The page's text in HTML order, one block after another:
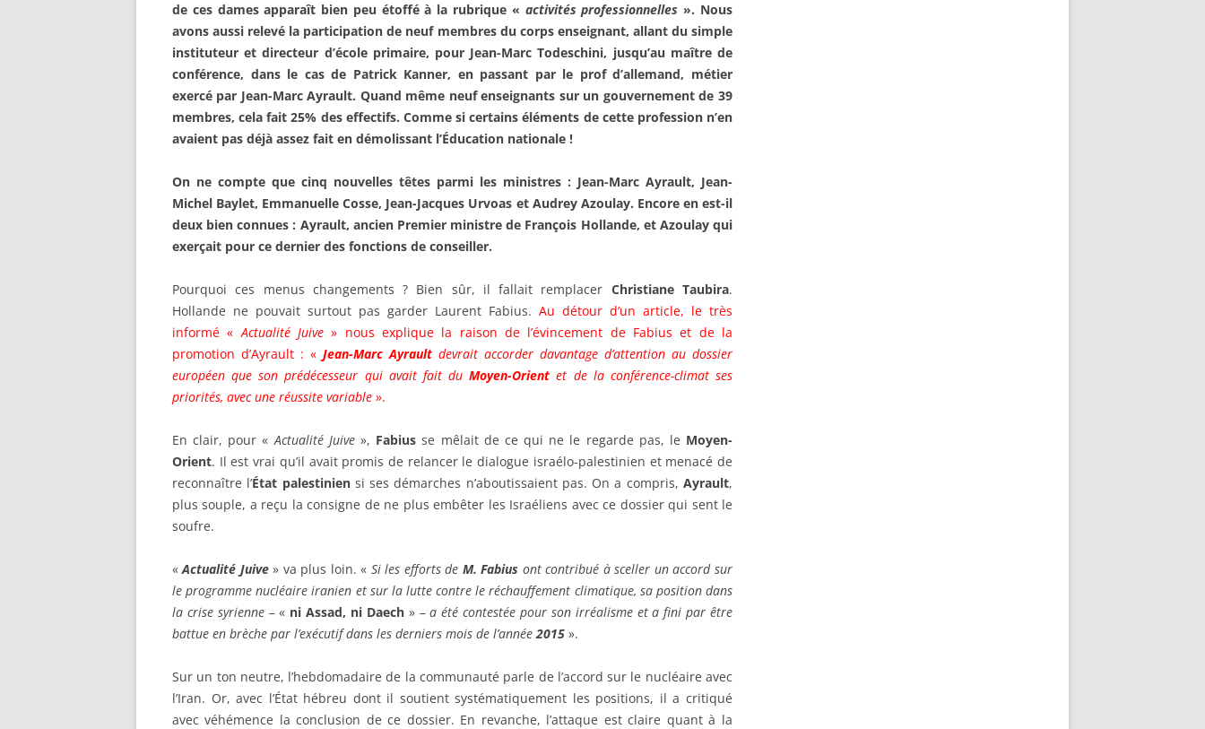
de ces dames apparaît bien peu étoffé à la rubrique « activités professionnelles ». Nous
avons aussi relevé la participation de neuf membres du corps enseignant, allant du simple
instituteur et directeur d’école primaire, pour Jean-Marc Todeschini, jusqu’au maître de
conférence, dans le cas de Patrick Kanner, en passant par le prof d’allemand, métier
exercé par Jean-Marc Ayrault. Quand même neuf enseignants sur un gouvernement de 39
membres, cela fait 25% des effectifs. Comme si certains éléments de cette profession n’en
avaient pas déjà assez fait en démolissant l’Éducation nationale !
On ne compte que cinq nouvelles têtes parmi les ministres : Jean-Marc Ayrault, Jean-
Michel Baylet, Emmanuelle Cosse, Jean-Jacques Urvoas et Audrey Azoulay. Encore en est-il
deux bien connues : Ayrault, ancien Premier ministre de François Hollande, et Azoulay qui
exerçait pour ce dernier des fonctions de conseiller.
Pourquoi ces menus changements ? Bien sûr, il fallait remplacer Christiane Taubira.
Hollande ne pouvait surtout pas garder Laurent Fabius. Au détour d’un article, le très
informé « Actualité Juive » nous explique la raison de l’évincement de Fabius et de la
promotion d’Ayrault : « Jean-Marc Ayrault devrait accorder davantage d’attention au dossier
européen que son prédécesseur qui avait fait duMoyen-Orient et de la conférence-climat ses
priorités, avec une réussite variable ».
En clair, pour « Actualité Juive», Fabius se mêlait de ce qui ne le regarde pas, le Moyen-
Orient. Il est vrai qu’il avait promis de relancer le dialogue israélo-palestinien et menacé de
reconnaître l’État palestiniensi ses démarches n’aboutissaient pas. On a compris,Ayrault,
plus souple, a reçu la consigne de ne plus embêter les Israéliens avec ce dossier qui sent le
soufre.
«Actualité Juive » va plus loin. « Si les efforts de M. Fabius ont contribué à sceller un accord sur
le programme nucléaire iranien et sur la lutte contre le réchauffement climatique, sa position dans
la crise syrienne– « ni Assad, ni Daech» –a été contestée pour son irréalisme et a fini par être
battue en brèche par l’exécutif dans les derniers mois de l’année2015 ».
Sur un ton neutre, l’hebdomadaire de la communauté parle de l’accord sur le nucléaire avec
l’Iran. Or, avec l’État hébreu dont il soutient systématiquement les positions, il a critiqué
avec véhémence la conclusion de ce dossier. En revanche, l’attaque est claire quant à la